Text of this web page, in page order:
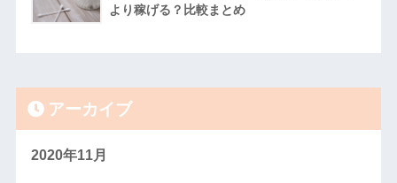
より稼げる？比較まとめ
アーカイブ
2020年11月